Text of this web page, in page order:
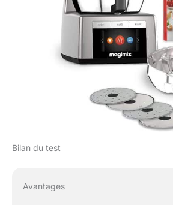
Bilan du test
Avantages